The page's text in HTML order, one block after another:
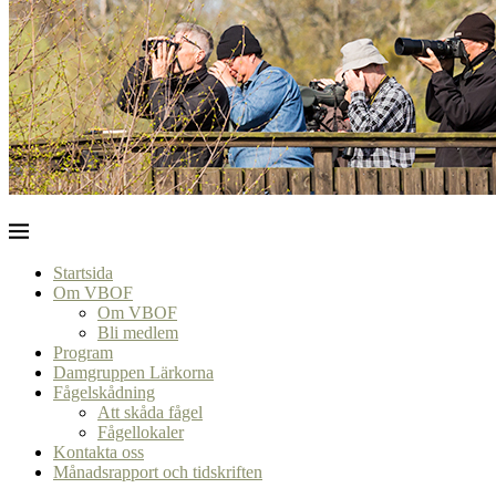
Startsida
Om VBOF
Om VBOF
Bli medlem
Program
Damgruppen Lärkorna
Fågelskådning
Att skåda fågel
Fågellokaler
Kontakta oss
Månadsrapport och tidskriften